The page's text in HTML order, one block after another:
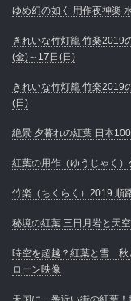
ゆめ幻の如く 用作夜神楽
きれいな竹灯籠 竹楽2019
(金)～17日(日)
きれいな竹灯籠 竹楽2019
(日)
絶景 夕暮れの紅葉 日本
紅葉の用作（ゆうじゃく
竹楽（ちくらく）2019 順
秘境の紅葉 三日月岩と天
時空を超越？紅葉と雪 秋
ローン映像